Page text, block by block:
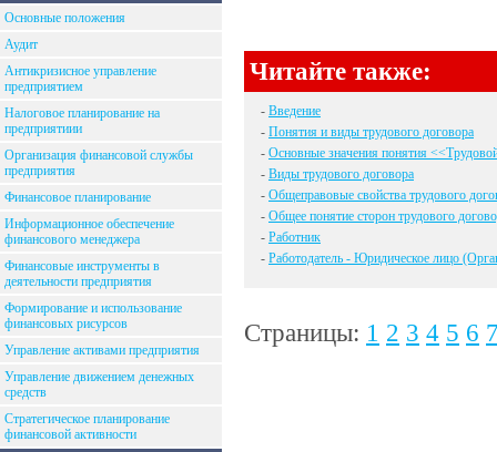
Основные положения
Аудит
Антикризисное управление
предприятием
Налоговое планирование на
предприятиии
Организация финансовой службы
предприятия
Финансовое планирование
Информационное обеспечение
финансового менеджера
Финансовые инструменты в
деятельности предприятия
Формирование и использование
финансовых рисурсов
Управление активами предприятия
Управление движением денежных
средств
Стратегическое планирование
финансовой активности
Читайте также:
- Введение
- Понятия и виды трудового договора
- Основные значения понятия
- Виды трудового договора
- Общеправовые свойства трудового
- Общее понятие сторон трудового
- Работник
- Работодатель - Юридическое лицо
Страницы: 1 2 3 4 5 6